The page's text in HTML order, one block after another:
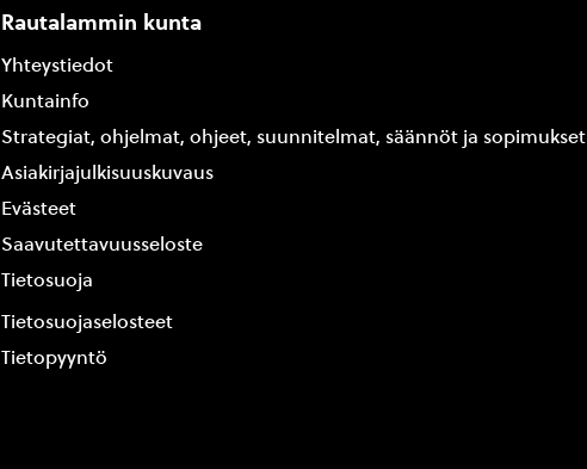
Rautalammin kunta
Yhteystiedot
Kuntainfo
Strategiat, ohjelmat, ohjeet, suunnitelmat, säännöt ja sopimukset
Asiakirjajulkisuuskuvaus
Evästeet
Saavutettavuusseloste
Tietosuoja
Tietosuojaselosteet
Tietopyyntö